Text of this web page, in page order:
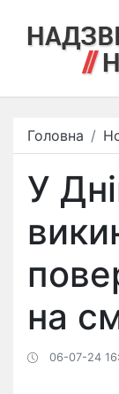
Головна
У
на
06-07-24